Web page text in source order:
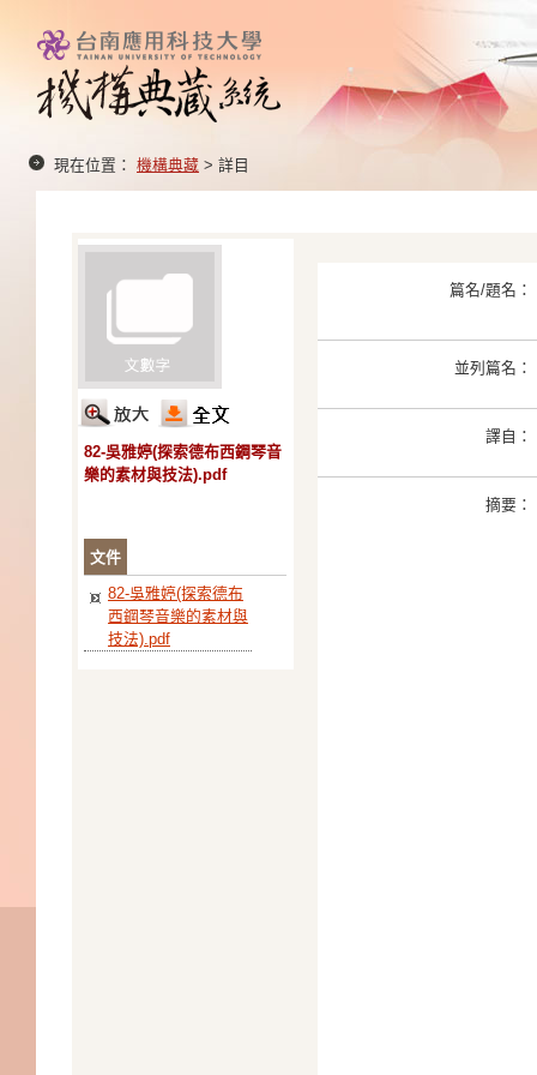
現在位置： 機構典藏 > 詳目
82-吳雅婷(探索德布西鋼琴音
樂的素材與技法).pdf
文件
82-吳雅婷(探索德布
西鋼琴音樂的素材與
技法).pdf
篇名/題名：
並列篇名：
譯自：
摘要：